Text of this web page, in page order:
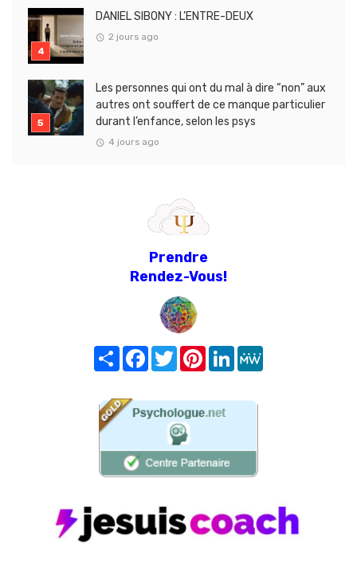
DANIEL SIBONY : L’ENTRE-DEUX
2 jours ago
Les personnes qui ont du mal à dire “non” aux
autres ont souffert de ce manque particulier
durant l’enfance, selon les psys
4 jours ago
Prendre
Rendez-Vous!
Share FacebookTwitterPinterest
LinkedIn